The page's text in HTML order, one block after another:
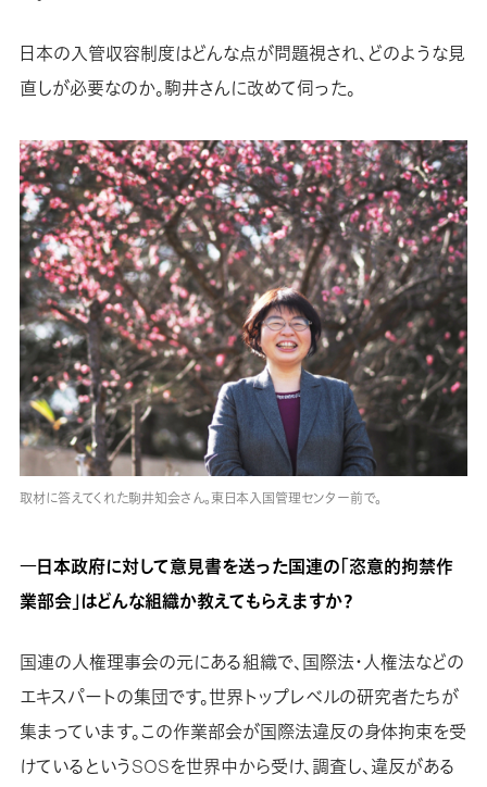
日本の入管収容制度はどんな点が問題視され、どのような見
直しが必要なのか。駒井さんに改めて伺った。
取材に答えてくれた駒井知会さん。東日本入国管理センター前で。
―日本政府に対して意見書を送った国連の「恣意的拘禁作
業部会」はどんな組織か教えてもらえますか？
国連の人権理事会の元にある組織で、国際法・人権法などの
エキスパートの集団です。世界トップレベルの研究者たちが
集まっています。この作業部会が国際法違反の身体拘束を受
けているというSOSを世界中から受け、調査し、違反がある